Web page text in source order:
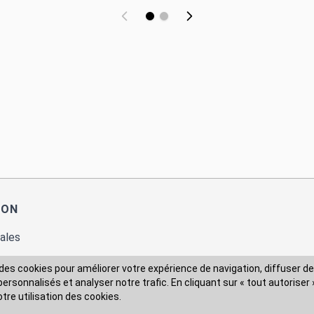
cookies pour améliorer votre expérience de navigation, diffuser
et analyser notre trafic. En cliquant sur « tout autoriser
utilisation des cookies.
données